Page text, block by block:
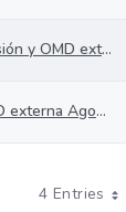
Emisión y OMD externa Noviembre 2025
OMD externa Agosto 2025
4 Entries